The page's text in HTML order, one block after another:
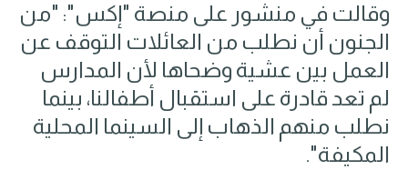
وقالت في منشور على منصة "إكس": "من
الجنون أن نطلب من العائلات التوقف عن
العمل بين عشية وضحاها لأن المدارس
لم تعد قادرة على استقبال أطفالنا، بينما
نطلب منهم الذهاب إلى السينما المحلية
المكيفة".